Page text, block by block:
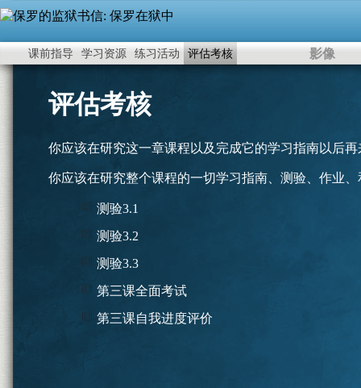
课前指导 学习资源 练习活动 评估考核 影像
评估考核
你应该在研究这一章课程以及完成它的学习指南以后
你应该在研究整个课程的一切学习指南、测验、作业
测验3.1
测验3.2
测验3.3
第三课全面考试
第三课自我进度评价